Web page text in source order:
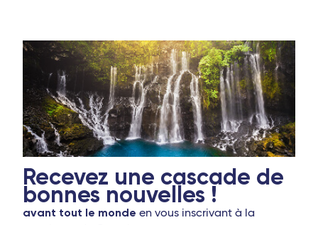
Recevez une cascade de
bonnes nouvelles !
avant tout le monde en vous inscrivant à la